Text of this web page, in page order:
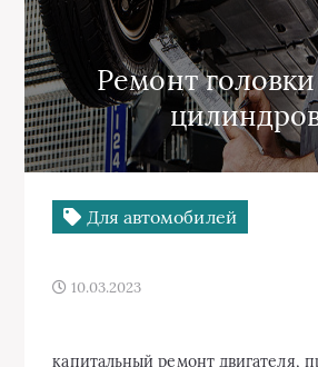
Ремонт
Для автомобилей
10.03.2023
капитальный ремонт двигателя,